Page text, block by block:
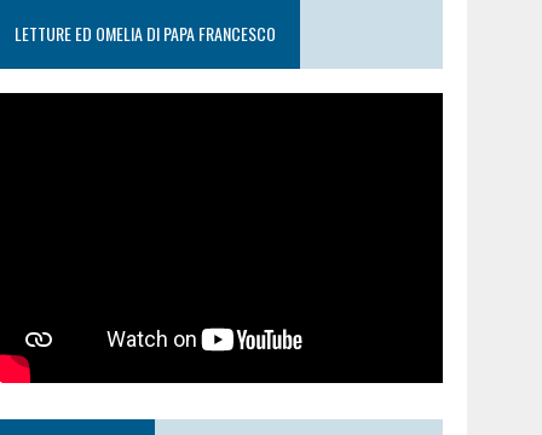
LETTURE ED OMELIA DI PAPA FRANCESCO